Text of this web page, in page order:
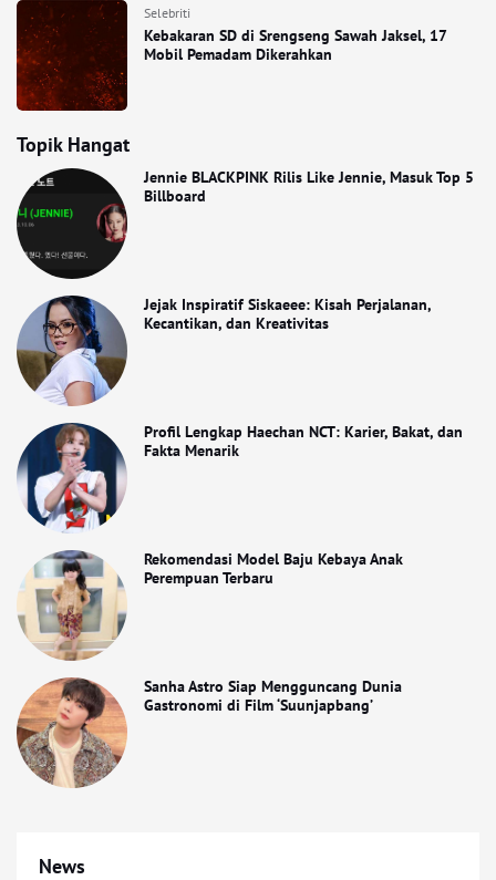
Selebriti
Kebakaran SD di Srengseng Sawah Jaksel, 17
Mobil Pemadam Dikerahkan
Topik Hangat
Jennie BLACKPINK Rilis Like Jennie, Masuk Top 5
Billboard
Jejak Inspiratif Siskaeee: Kisah Perjalanan,
Kecantikan, dan Kreativitas
Profil Lengkap Haechan NCT: Karier, Bakat, dan
Fakta Menarik
Rekomendasi Model Baju Kebaya Anak
Perempuan Terbaru
Sanha Astro Siap Mengguncang Dunia
Gastronomi di Film ‘Suunjapbang’
News